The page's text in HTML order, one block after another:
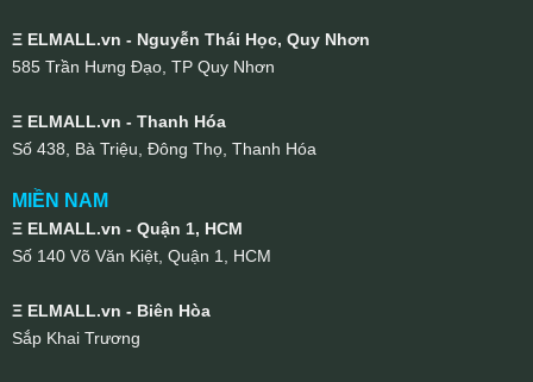
Ξ ELMALL.vn - Nguyễn Thái Học, Quy Nhơn
585 Trần Hưng Đạo, TP Quy Nhơn
Ξ ELMALL.vn - Thanh Hóa
Số 438, Bà Triệu, Đông Thọ, Thanh Hóa
MIỀN NAM
Ξ ELMALL.vn - Quận 1, HCM
Số 140 Võ Văn Kiệt, Quận 1, HCM
Ξ ELMALL.vn - Biên Hòa
Sắp Khai Trương